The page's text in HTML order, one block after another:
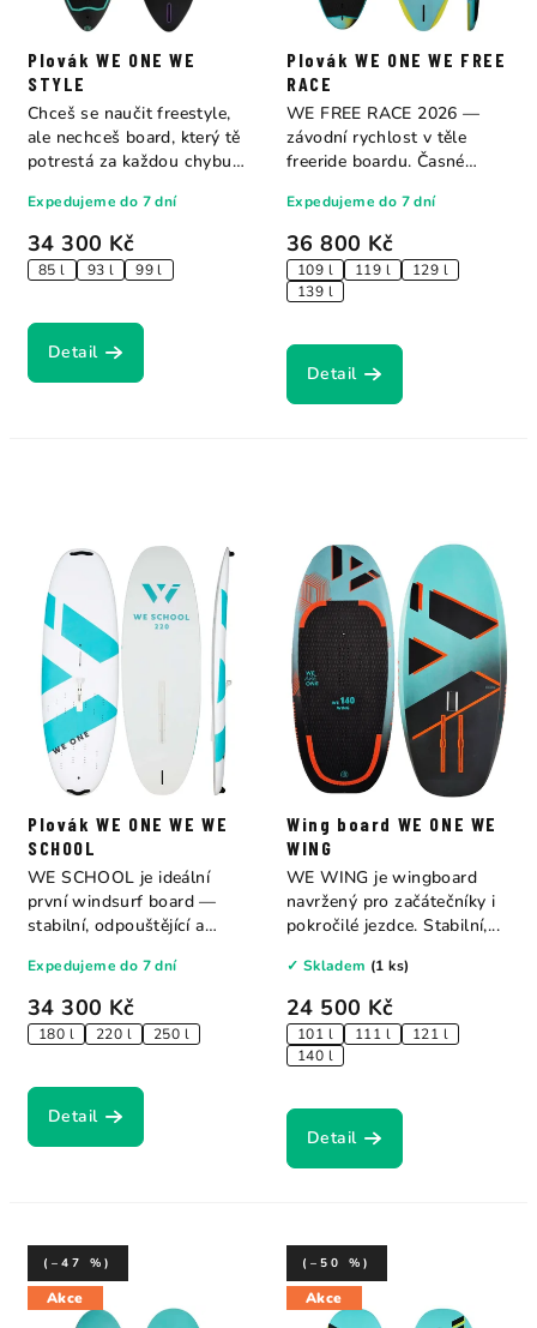
Plovák WE ONE WE
STYLE
34 300 Kč
85 l 93 l 99 l
Expedujeme do 7 dní
Detail
Chceš se naučit freestyle,
ale nechceš board, který tě
potrestá za každou chybu?
Plovák WE ONE WE FREE
RACE
36 800 Kč
109 l 119 l
129 l
139 l
Expedujeme do 7 dní
Detail
WE FREE RACE 2026 —
závodní rychlost v těle
freeride boardu. Časné
Plovák WE ONE WE WE
SCHOOL
34 300 Kč
180 l 220 l 250 l
Expedujeme do 7 dní
Detail
WE SCHOOL je ideální
první windsurf board —
stabilní, odpouštějící a
Wing board WE ONE WE
WING
24 500 Kč
101 l 111 l
121 l
140 l
✓ Skladem (1 ks)
Detail
WE WING je wingboard
navržený pro začátečníky i
pokročilé jezdce. Stabilní,...
Akce
(–47 %)
Akce
(–50 %)